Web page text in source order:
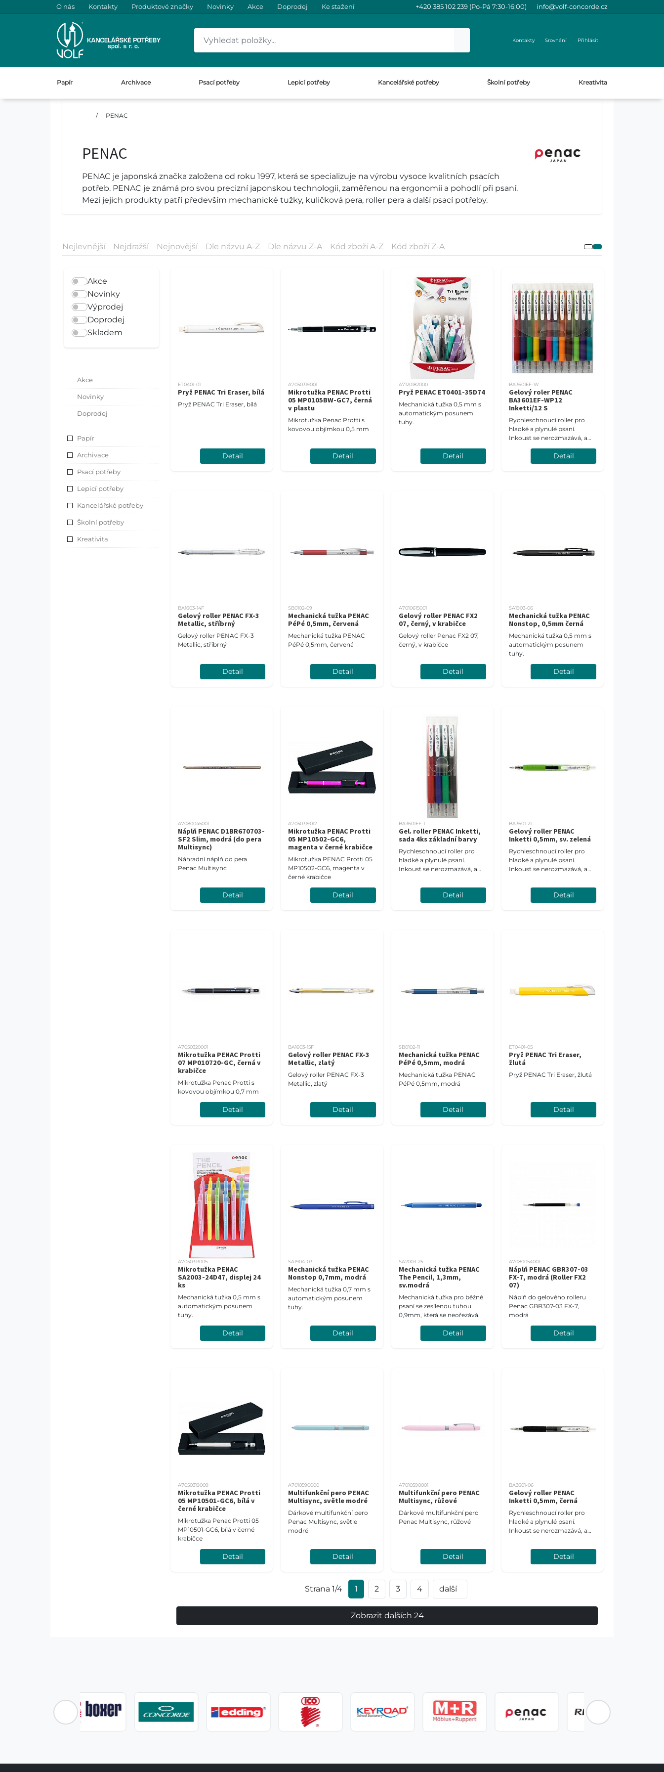
O nás Kontakty Produktové značky Novinky Akce Doprodej Ke stažení +420 385 102 239 (Po-Pá 7:30-16:00) info@volf-concorde.cz
Kontakty Srovnání Přihlásit
Papír Archivace Psací potřeby Lepicí potřeby Kancelářské potřeby Školní potřeby Kreativita
/ PENAC
PENAC
PENAC je japonská značka založena od roku 1997, která se specializuje na výrobu vysoce kvalitních psacích
potřeb. PENAC je známá pro svou precizní japonskou technologii, zaměřenou na ergonomii a pohodlí při psaní.
Mezi jejich produkty patří především mechanické tužky, kuličková pera, roller pera a další psací potřeby.
Nejlevnější Nejdražší Nejnovější Dle názvu A-Z Dle názvu Z-A Kód zboží A-Z Kód zboží Z-A
Akce
Novinky
Výprodej
Doprodej
Skladem
Akce
Novinky
Doprodej
Papír
Archivace
Psací potřeby
Lepicí potřeby
Kancelářské potřeby
Školní potřeby
Kreativita
ET0401-01
Pryž PENAC Tri Eraser, bílá
Pryž PENAC Tri Eraser, bílá
Detail
A7050319001
Mikrotužka PENAC Protti
05 MP0105BW-GC7, černá
v plastu
Mikrotužka Penac Protti s
kovovou objímkou 0,5 mm
Detail
A7120182000
Pryž PENAC ET0401-35D74
Mechanická tužka 0,5 mm s
automatickým posunem
tuhy.
Detail
BA3601EF-W
Gelový roler PENAC
BA3601EF-WP12
Inketti/12 S
Rychleschnoucí roller pro
hladké a plynulé psaní.
Inkoust se nerozmazává, a
proto je vhodný i pro leváky.
Detail
BA1603-14F
Gelový roller PENAC FX-3
Metallic, stříbrný
Gelový roller PENAC FX-3
Metallic, stříbrný
Detail
SB0102-09
Mechanická tužka PENAC
PéPé 0,5mm, červená
Mechanická tužka PENAC
PéPé 0,5mm, červená
Detail
A7010615001
Gelový roller PENAC FX2
07, černý, v krabičce
Gelový roller Penac FX2 07,
černý, v krabičce
Detail
SA1903-06
Mechanická tužka PENAC
Nonstop, 0,5mm černá
Mechanická tužka 0,5 mm s
automatickým posunem
tuhy.
Detail
A7080045001
Náplň PENAC D1BR670703-
SF2 Slim, modrá (do pera
Multisync)
Náhradní náplň do pera
Penac Multisync
Detail
A7050319012
Mikrotužka PENAC Protti
05 MP10502-GC6,
magenta v černé krabičce
Mikrotužka PENAC Protti 05
MP10502-GC6, magenta v
černé krabičce
Detail
BA3601EF-1
Gel. roller PENAC Inketti,
sada 4ks základní barvy
Rychleschnoucí roller pro
hladké a plynulé psaní.
Inkoust se nerozmazává, a
Detail
BA3601-21
Gelový roller PENAC
Inketti 0,5mm, sv. zelená
Rychleschnoucí roller pro
hladké a plynulé psaní.
Inkoust se nerozmazává, a
Detail
A7050320001
Mikrotužka PENAC Protti
07 MP010720-GC, černá v
krabičce
Mikrotužka Penac Protti s
kovovou objímkou 0,7 mm
Detail
BA1603-15F
Gelový roller PENAC FX-3
Metallic, zlatý
Gelový roller PENAC FX-3
Metallic, zlatý
Detail
SB0102-11
Mechanická tužka PENAC
PéPé 0,5mm, modrá
Mechanická tužka PENAC
PéPé 0,5mm, modrá
Detail
ET0401-05
Pryž PENAC Tri Eraser,
žlutá
Pryž PENAC Tri Eraser, žlutá
Detail
A7050313005
Mikrotužka PENAC
SA2003-24D47, displej 24
ks
Mechanická tužka 0,5 mm s
automatickým posunem
tuhy.
Detail
SA1904-03
Mechanická tužka PENAC
Nonstop 0,7mm, modrá
Mechanická tužka 0,7 mm s
automatickým posunem
tuhy.
Detail
SA2003-25
Mechanická tužka PENAC
The Pencil, 1,3mm,
sv.modrá
Mechanická tužka pro běžné
psaní se zesílenou tuhou
0,9mm, která se neořezává.
Detail
A7080054001
Náplň PENAC GBR307-03
FX-7, modrá (Roller FX2
07)
Náplň do gelového rolleru
Penac GBR307-03 FX-7,
modrá
Detail
A7050319009
Mikrotužka PENAC Protti
05 MP10501-GC6, bílá v
černé krabičce
Mikrotužka Penac Protti 05
MP10501-GC6, bílá v černé
krabičce
Detail
A7010590000
Multifunkční pero PENAC
Multisync, světle modré
Dárkové multifunkční pero
Penac Multisync, světle
modré
Detail
A7010590001
Multifunkční pero PENAC
Multisync, růžové
Dárkové multifunkční pero
Penac Multisync, růžové
Detail
BA3601-06
Gelový roller PENAC
Inketti 0,5mm, černá
Rychleschnoucí roller pro
hladké a plynulé psaní.
Inkoust se nerozmazává, a
Detail
Strana 1/4 1 2 3 4 další
Zobrazit dalších 24